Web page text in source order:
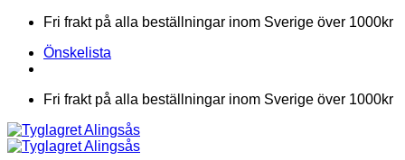
Skip
content
Fri frakt på alla beställningar inom Sverige över 1000kr
Önskelista
Fri frakt på alla beställningar inom Sverige över 1000kr